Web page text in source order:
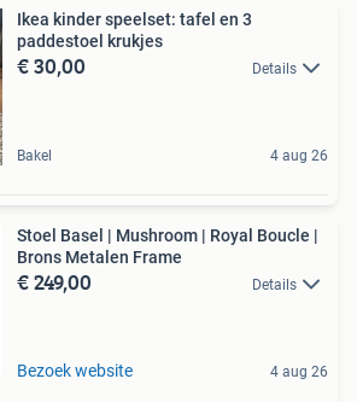
Ikea kinder speelset: tafel en 3
paddestoel krukjes
€ 30,00 Details
Bakel 4 aug 26
Stoel Basel | Mushroom | Royal Boucle |
Brons Metalen Frame
€ 249,00 Details
Bezoek website 4 aug 26